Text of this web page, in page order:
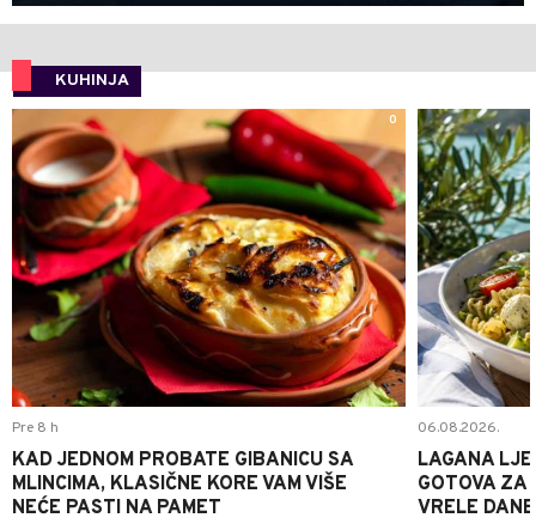
KUHINJA
0
Pre 8 h
KAD JEDNOM PROBATE GIBANICU SA
MLINCIMA, KLASIČNE KORE VAM VIŠE
NEĆE PASTI NA PAMET
06.08.2026.
LAGANA
GOTOVA ZA
VRELE DANE